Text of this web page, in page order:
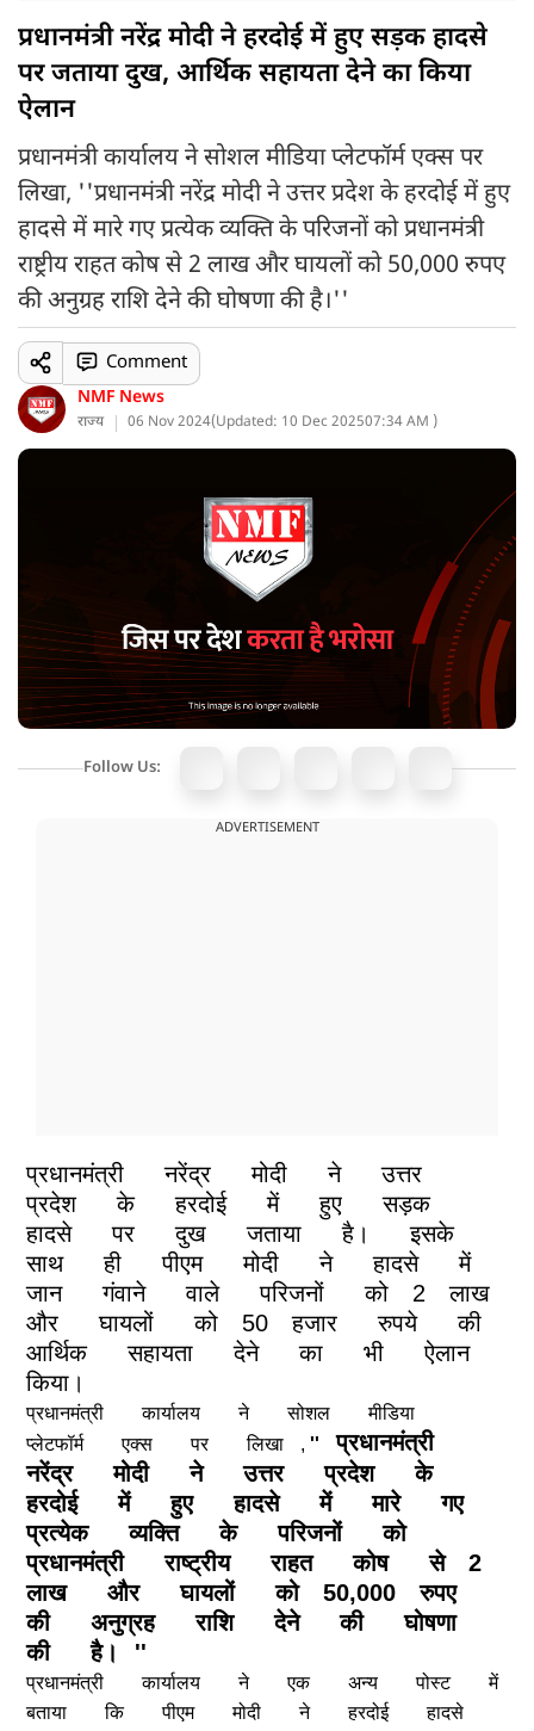
प्रधानमंत्री नरेंद्र मोदी ने हरदोई में हुए सड़क हादसे
पर जताया दुख, आर्थिक सहायता देने का किया
ऐलान
प्रधानमंत्री कार्यालय ने सोशल मीडिया प्लेटफॉर्म एक्स पर
लिखा, ''प्रधानमंत्री नरेंद्र मोदी ने उत्तर प्रदेश के हरदोई में हुए
हादसे में मारे गए प्रत्येक व्यक्ति के परिजनों को प्रधानमंत्री
राष्ट्रीय राहत कोष से 2 लाख और घायलों को 50,000 रुपए
की अनुग्रह राशि देने की घोषणा की है।''
NMF News
राज्य 06 Nov 2024(Updated: 10 Dec 202507:34 AM )
Comment
Follow Us:
ADVERTISEMENT
प्रधानमंत्री नरेंद्र मोदी ने
उत्तर
प्रदेश
के हरदोई में हुए
सड़क
हादसे
पर दुख जताया है।
इसके
साथ
ही पीएम मोदी ने हादसे
में
जान
गंवाने वाले परिजनों को 2
लाख
और
घायलों को 50 हजार रुपये
की
आर्थिक
सहायता देने का भी
ऐलान
किया।
प्रधानमंत्री कार्यालय ने सोशल
मीडिया
प्लेटफॉर्म
एक्स पर लिखा , ''
प्रधानमंत्री
नरेंद्र
मोदी ने उत्तर प्रदेश
के
हरदोई
में हुए हादसे में मारे
गए
प्रत्येक
व्यक्ति के परिजनों
को
प्रधानमंत्री
राष्ट्रीय राहत कोष से
2
लाख
और घायलों को 50,000
रुपए
की
अनुग्रह राशि देने की
घोषणा
की
है। ''
प्रधानमंत्री कार्यालय ने एक अन्य पोस्ट
में
बताया
कि पीएम मोदी ने हरदोई
हादसे